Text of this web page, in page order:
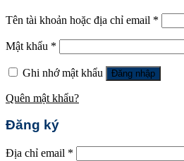
Tên tài khoản hoặc địa chỉ email *
Mật khẩu *
Ghi nhớ mật khẩu Đăng nhập
Quên mật khẩu?
Đăng ký
Địa chỉ email *